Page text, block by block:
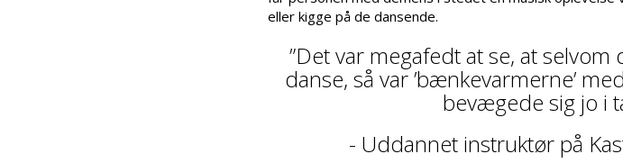
eller kigge på de dansende.
”Det var megafedt at se, at
danse, så var ’bænkevarmerne’
bevægede sig jo i
- Uddannet instruktør på